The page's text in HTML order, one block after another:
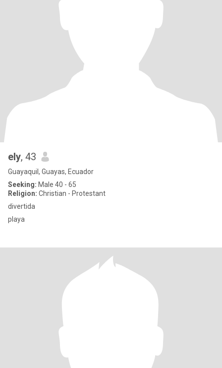
ely, 43
Guayaquil, Guayas, Ecuador
Seeking: Male 40 - 65
Religion: Christian - Protestant
divertida
playa